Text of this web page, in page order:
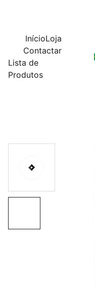
InícioLoja
Contactar
Lista de
Produtos